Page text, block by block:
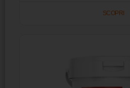
SCOPRI